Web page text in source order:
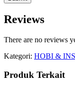
Reviews
There are no reviews
Kategori: HOBI &
Produk Terkait